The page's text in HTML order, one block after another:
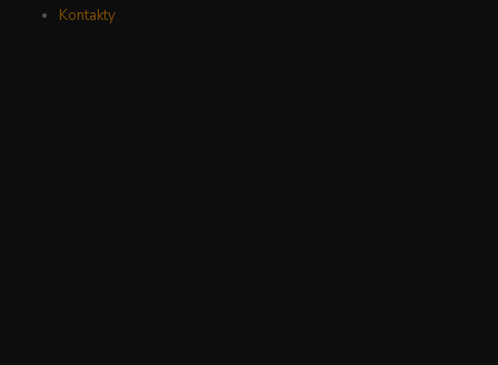
Kontakty